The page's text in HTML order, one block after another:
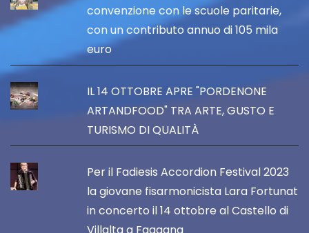
convenzione con le scuole paritarie,
con un contributo annuo di 105 mila
euro
IL 14 OTTOBRE APRE "PORDENONE
ARTANDFOOD" TRA ARTE, GUSTO E
TURISMO DI QUALITÀ
Per il Fadiesis Accordion Festival 2023
la giovane fisarmonicista Lara Fortunat
in concerto il 14 ottobre al Castello di
Villalta a Fagagna